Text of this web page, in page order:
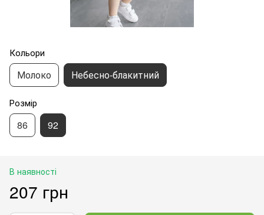
Кольори
Молоко Небесно-блакитний
Розмір
86 92
В наявності
207 грн